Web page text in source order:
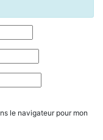
le navigateur pour mon